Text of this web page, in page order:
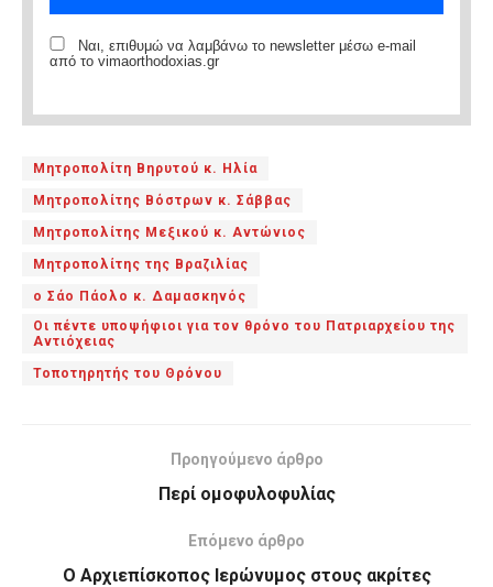
Ναι, επιθυμώ να λαμβάνω το newsletter μέσω e-mail
από το vimaorthodoxias.gr
Μητροπολίτη Βηρυτού κ. Ηλία
Μητροπολίτης Βόστρων κ. Σάββας
Μητροπολίτης Μεξικού κ. Αντώνιος
Μητροπολίτης της Βραζιλίας
ο Σάο Πάολο κ. Δαμασκηνός
Οι πέντε υποψήφιοι για τον θρόνο του Πατριαρχείου της
Αντιόχειας
Τοποτηρητής του Θρόνου
Προηγούμενο άρθρο
Περί ομοφυλοφυλίας
Επόμενο άρθρο
Ο Αρχιεπίσκοπος Ιερώνυμος στους ακρίτες